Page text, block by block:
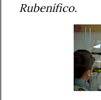
Rubenífico.